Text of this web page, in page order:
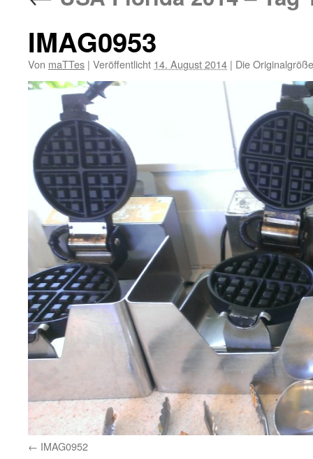
IMAG0953
Von maTTes | Veröffentlicht 14. August 2014 | Die
IMAG0952